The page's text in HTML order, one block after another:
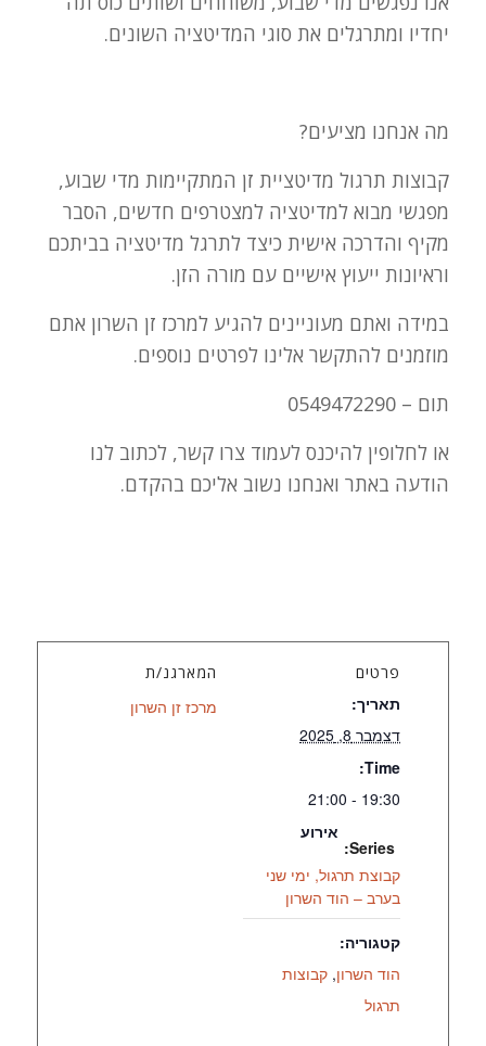
יחדיו ומתרגלים את סוגי המדיטציה השונים.
מה אנחנו מציעים?
מפגשי מבוא למדיטציה למצטרפים חדשים, הסבר
וראיונות ייעוץ אישיים עם מורה הזן.
מוזמנים להתקשר אלינו לפרטים נוספים.
תום – 0549472290
הודעה באתר ואנחנו נשוב אליכם בהקדם.
פרטים
תאריך:
דצמבר 8, 2025
Time:
19:30 - 21:00
Series:
קבוצת תרגול, ימי שני
בערב – הוד השרון
אירוע
קטגוריה:
הוד השרון, קבוצות
תרגול
המארגנ/ת
מרכז זן השרון